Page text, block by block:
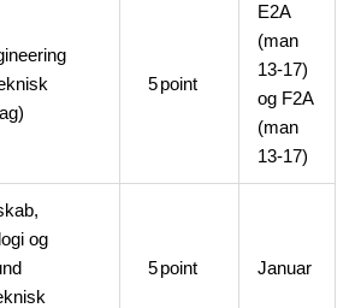
5point
E2A
(man
13-17)
og F2A
(man
13-17)
og
5point Januar